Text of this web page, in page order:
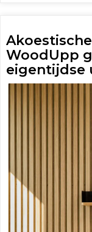
WoodUpp
eigentijdse